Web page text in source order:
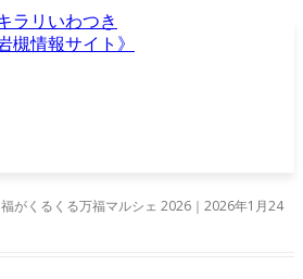
福がくるくる万福マルシェ 2026｜2026年1月24